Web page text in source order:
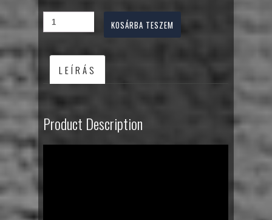
KOSÁRBA TESZEM
LEÍRÁS
Product Description